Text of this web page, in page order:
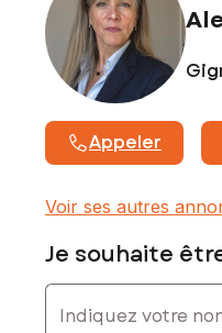
Contactez votre
06 68 09 41 37, E-mail :
commercial immatriculé
numéro 842 895 534
Appeler
Voir ses autres
Je souhaite
Indiquez votre nom